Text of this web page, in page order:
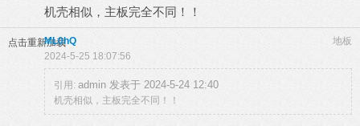
机壳相似，主板完全不同！！
点击重新加载 地板
ML0hQ
2024-5-25 18:07:56
引用: admin 发表于 2024-5-24 12:40
机壳相似，主板完全不同！！